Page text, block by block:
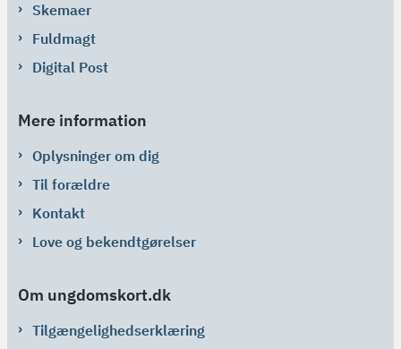
Skemaer
Fuldmagt
Digital Post
Mere information
Oplysninger om dig
Til forældre
Kontakt
Love og bekendtgørelser
Om ungdomskort.dk
Tilgængelighedserklæring